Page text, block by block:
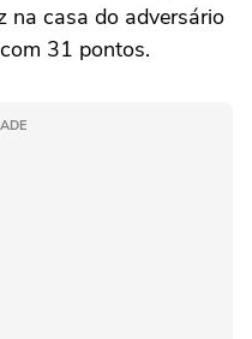
na casa do adversário
31 pontos.